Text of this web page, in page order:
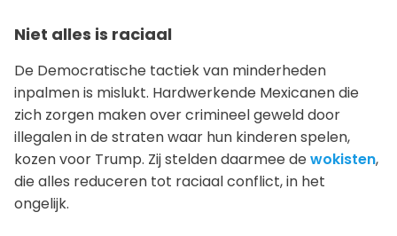
Niet alles is raciaal
De Democratische tactiek van minderheden
inpalmen is mislukt. Hardwerkende Mexicanen die
zich zorgen maken over crimineel geweld door
illegalen in de straten waar hun kinderen spelen,
kozen voor Trump. Zij stelden daarmee dewokisten,
die alles reduceren tot raciaal conflict, in het
ongelijk.